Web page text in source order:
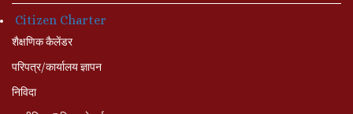
Citizen Charter
शैक्षणिक कैलेंडर
परिपत्र/कार्यालय ज्ञापन
निविदा